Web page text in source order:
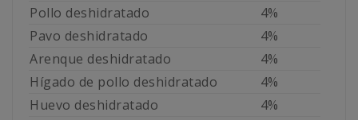
Pollo deshidratado
4%
Pavo deshidratado
4%
Arenque deshidratado
4%
Hígado de pollo deshidratado
4%
Huevo deshidratado
4%